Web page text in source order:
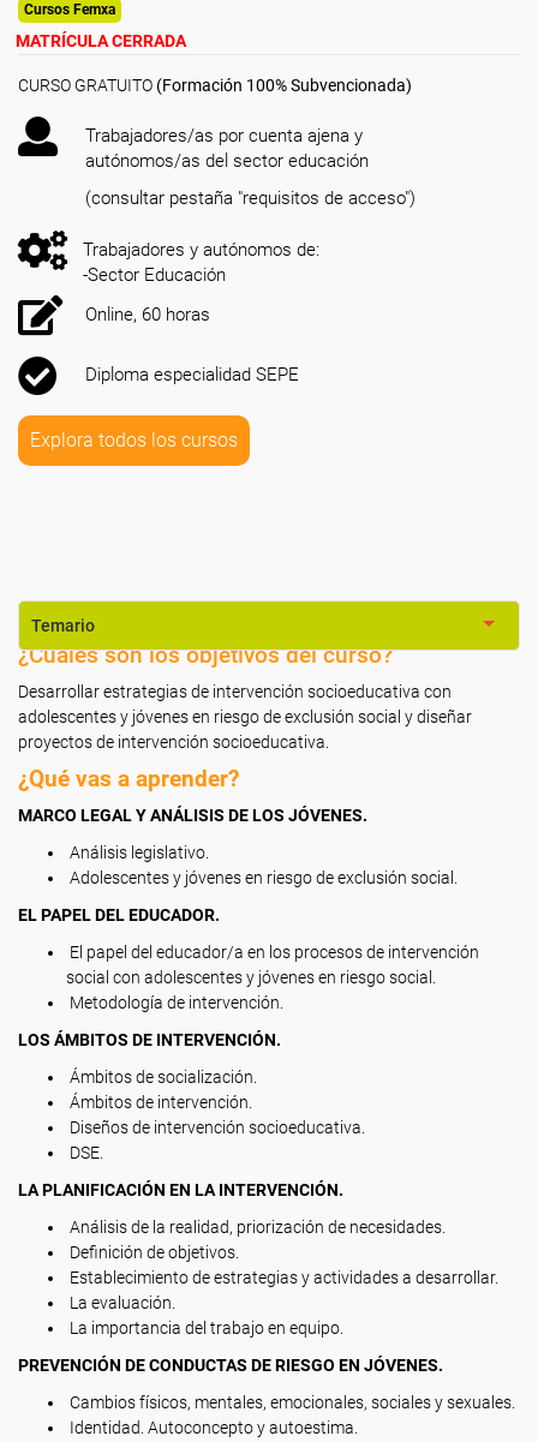
Cursos Femxa
MATRÍCULA CERRADA
CURSO GRATUITO (Formación 100% Subvencionada)
Trabajadores/as por cuenta ajena y
autónomos/as del sector educación
(consultar pestaña "requisitos de acceso")
Trabajadores y autónomos de:
-Sector Educación
Online, 60 horas
Diploma especialidad SEPE
Explora todos los cursos
Temario
¿Cuáles son los objetivos del curso?
Desarrollar estrategias de intervención socioeducativa con
adolescentes y jóvenes en riesgo de exclusión social y diseñar
proyectos de intervención socioeducativa.
¿Qué vas a aprender?
MARCO LEGAL Y ANÁLISIS DE LOS JÓVENES.
Análisis legislativo.
Adolescentes y jóvenes en riesgo de exclusión social.
EL PAPEL DEL EDUCADOR.
El papel del educador/a en los procesos de intervención
social con adolescentes y jóvenes en riesgo social.
Metodología de intervención.
LOS ÁMBITOS DE INTERVENCIÓN.
Ámbitos de socialización.
Ámbitos de intervención.
Diseños de intervención socioeducativa.
DSE.
LA PLANIFICACIÓN EN LA INTERVENCIÓN.
Análisis de la realidad, priorización de necesidades.
Definición de objetivos.
Establecimiento de estrategias y actividades a desarrollar.
La evaluación.
La importancia del trabajo en equipo.
PREVENCIÓN DE CONDUCTAS DE RIESGO EN JÓVENES.
Cambios físicos, mentales, emocionales, sociales y sexuales.
Identidad. Autoconcepto y autoestima.